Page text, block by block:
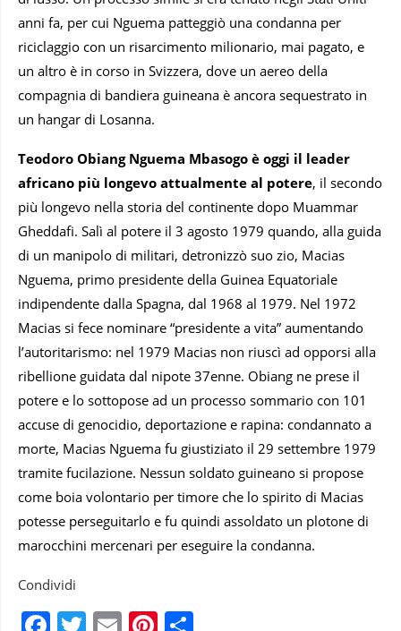
anni fa, per cui Nguema patteggiò una condanna per
riciclaggio con un risarcimento milionario, mai pagato, e
un altro è in corso in Svizzera, dove un aereo della
compagnia di bandiera guineana è ancora sequestrato in
un hangar di Losanna.
Teodoro Obiang Nguema Mbasogo è oggi il leader
africano più longevo attualmente al potere, il secondo
più longevo nella storia del continente dopo Muammar
Gheddafi. Salì al potere il 3 agosto 1979 quando, alla guida
di un manipolo di militari, detronizzò suo zio, Macias
Nguema, primo presidente della Guinea Equatoriale
indipendente dalla Spagna, dal 1968 al 1979. Nel 1972
Macias si fece nominare “presidente a vita” aumentando
l’autoritarismo: nel 1979 Macias non riuscì ad opporsi alla
ribellione guidata dal nipote 37enne. Obiang ne prese il
potere e lo sottopose ad un processo sommario con 101
accuse di genocidio, deportazione e rapina: condannato a
morte, Macias Nguema fu giustiziato il 29 settembre 1979
tramite fucilazione. Nessun soldato guineano si propose
come boia volontario per timore che lo spirito di Macias
potesse perseguitarlo e fu quindi assoldato un plotone di
marocchini mercenari per eseguire la condanna.
Condividi